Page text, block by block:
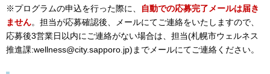
※プログラムの申込を行った際に、
自動での応募完了メールは届き
ません。担当が応募確認後、メールにてご連絡をいたしますので、
応募後3営業日以内にご連絡がない場合は、担当(札幌市ウェルネス
推進課:wellness@city.sapporo.jp)までメールにてご連絡ください。